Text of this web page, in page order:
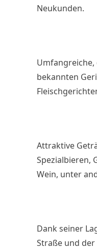
Neukunden.
bekannten
Attraktive
Spezialbieren,
Wein, unter
Dank seiner
Straße und